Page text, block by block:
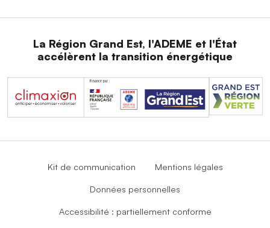
La Région Grand Est, l'ADEME et l'État
accélèrent la transition énergétique
Kit de communication Mentions légales
Données personnelles
Accessibilité : partiellement conforme